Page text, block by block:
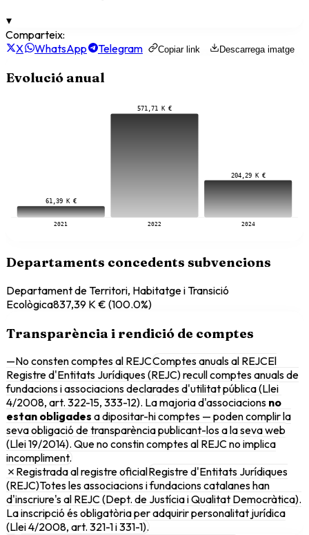
▾
Comparteix:
X
WhatsApp Telegram Copiar link Descarrega imatge
Evolució anual
61,39 K €
2021
571,71 K €
2022
204,29 K €
2024
Departaments concedents subvencions
Departament de Territori, Habitatge i Transició
Ecològica837,39 K € (100.0%)
Transparència i rendició de comptes
—No consten comptes al REJCComptes anuals al REJCEl
Registre d'Entitats Jurídiques (REJC) recull comptes anuals de
fundacions i associacions declarades d'utilitat pública (Llei
4/2008, art. 322-15, 333-12). La majoria d'associacions no
estan obligades a dipositar-hi comptes — poden complir la
seva obligació de transparència publicant-los a la seva web
(Llei 19/2014). Que no constin comptes al REJC no implica
incompliment.
✗ Registrada al registre oficialRegistre d'Entitats Jurídiques
(REJC)Totes les associacions i fundacions catalanes han
d'inscriure's al REJC (Dept. de Justícia i Qualitat Democràtica).
La inscripció és obligatòria per adquirir personalitat jurídica
(Llei 4/2008, art. 321-1 i 331-1).